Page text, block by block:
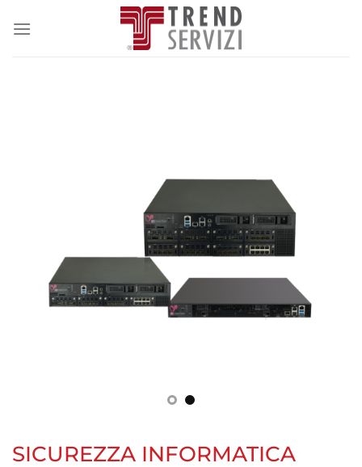
SICUREZZA INFORMATICA